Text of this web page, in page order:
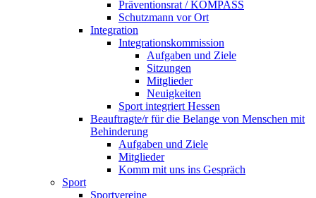
Präventionsrat / KOMPASS
Schutzmann vor Ort
Integration
Integrationskommission
Aufgaben und Ziele
Sitzungen
Mitglieder
Neuigkeiten
Sport integriert Hessen
Beauftragte/r für die Belange von Menschen mit
Behinderung
Aufgaben und Ziele
Mitglieder
Komm mit uns ins Gespräch
Sport
Sportvereine